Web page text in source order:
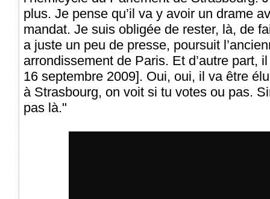
plus. Je pense qu’il va y avoir un drame
mandat. Je suis obligée de rester, là, de
a juste un peu de presse, poursuit
arrondissement de Paris. Et d’autre part,
16 septembre 2009]. Oui, oui, il va être
à Strasbourg, on voit si tu votes ou pas.
pas là."